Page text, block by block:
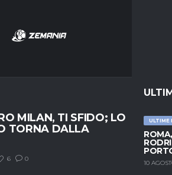
ULTIME
10
MILAN, TI SFIDO; LO
TORNA DALLA
6 0